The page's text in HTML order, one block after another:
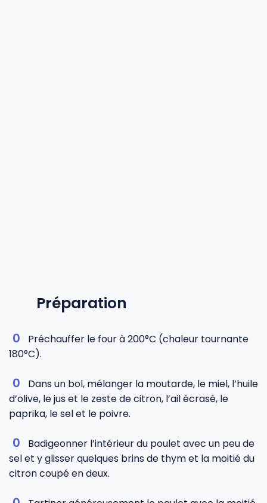
Préparation
Préchauffer le four à 200°C (chaleur tournante
180°C).
Dans un bol, mélanger la moutarde, le miel, l’huile
d’olive, le jus et le zeste de citron, l’ail écrasé, le
paprika, le sel et le poivre.
Badigeonner l’intérieur du poulet avec un peu de
sel et y glisser quelques brins de thym et la moitié du
citron coupé en deux.